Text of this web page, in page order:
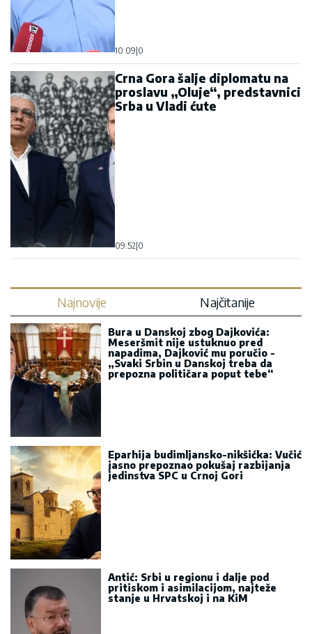
10:09 0
Crna Gora šalje diplomatu na
proslavu „Oluje“, predstavnici
Srba u Vladi ćute
09:52 0
Najnovije Najčitanije
Bura u Danskoj zbog Dajkovića:
Meseršmit nije ustuknuo pred
napadima, Dajković mu poručio -
„Svaki Srbin u Danskoj treba da
prepozna političara poput tebe“
Eparhija budimljansko-nikšićka: Vučić
jasno prepoznao pokušaj razbijanja
jedinstva SPC u Crnoj Gori
Antić: Srbi u regionu i dalje pod
pritiskom i asimilacijom, najteže
stanje u Hrvatskoj i na KiM